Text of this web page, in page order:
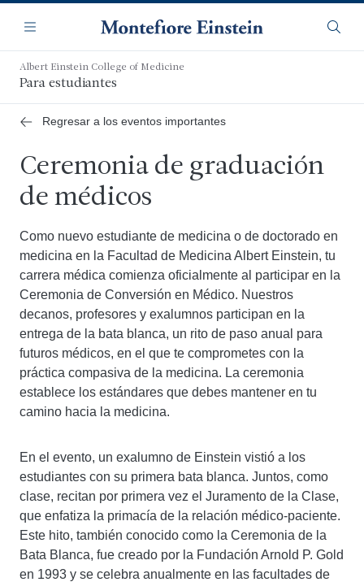
contenido
principal
Navegación
Menú
Albert Einstein College of Medicine
Para estudiantes
Regresar a los eventos importantes
Ceremonia de graduación
de médicos
Como nuevo estudiante de medicina o de doctorado en
medicina en la Facultad de Medicina Albert Einstein, tu
carrera médica comienza oficialmente al participar en la
Ceremonia de Conversión en Médico. Nuestros
decanos, profesores y exalumnos participan en la
entrega de la bata blanca, un rito de paso anual para
futuros médicos, en el que te comprometes con la
práctica compasiva de la medicina. La ceremonia
establece los estándares que debes mantener en tu
camino hacia la medicina.
En el evento, un exalumno de Einstein vistió a los
estudiantes con su primera bata blanca. Juntos, como
clase, recitan por primera vez el Juramento de la Clase,
que enfatiza la primacía de la relación médico-paciente.
Este hito, también conocido como la Ceremonia de la
Bata Blanca, fue creado por la Fundación Arnold P. Gold
en 1993 y se celebra anualmente en las facultades de